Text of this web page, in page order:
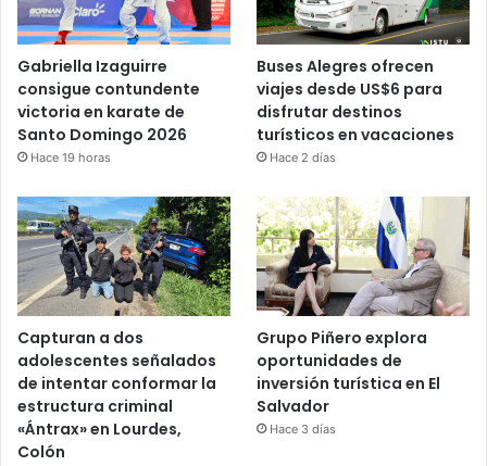
Gabriella Izaguirre
consigue contundente
victoria en karate de
Santo Domingo 2026
Hace 19 horas
Buses Alegres ofrecen
viajes desde US$6 para
disfrutar destinos
turísticos en vacaciones
Hace 2 días
Capturan a dos
adolescentes señalados
de intentar conformar la
estructura criminal
«Ántrax» en Lourdes,
Colón
Grupo Piñero explora
oportunidades de
inversión turística en El
Salvador
Hace 3 días